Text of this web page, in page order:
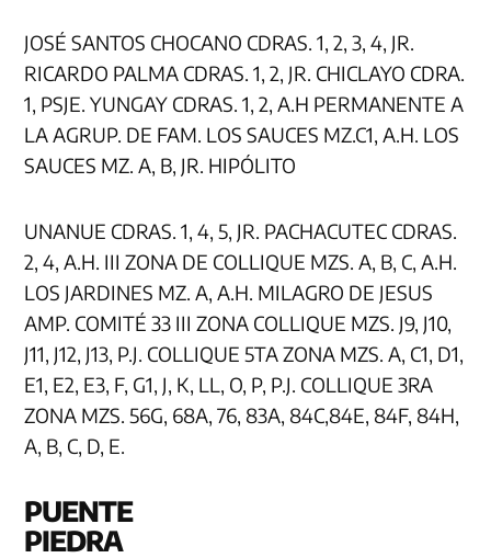
JOSÉ SANTOS CHOCANO CDRAS. 1, 2, 3, 4, JR.
RICARDO PALMA CDRAS. 1, 2, JR. CHICLAYO CDRA.
1, PSJE. YUNGAY CDRAS. 1, 2, A.H PERMANENTE A
LA AGRUP. DE FAM. LOS SAUCES MZ.C1, A.H. LOS
SAUCES MZ. A, B, JR. HIPÓLITO
UNANUE CDRAS. 1, 4, 5, JR. PACHACUTEC CDRAS.
2, 4, A.H. III ZONA DE COLLIQUE MZS. A, B, C, A.H.
LOS JARDINES MZ. A, A.H. MILAGRO DE JESUS
AMP. COMITÉ 33 III ZONA COLLIQUE MZS. J9, J10,
J11, J12, J13, P.J. COLLIQUE 5TA ZONA MZS. A, C1, D1,
E1, E2, E3, F, G1, J, K, LL, O, P, P.J. COLLIQUE 3RA
ZONA MZS. 56G, 68A, 76, 83A, 84C,84E, 84F, 84H,
A, B, C, D, E.
PUENTE